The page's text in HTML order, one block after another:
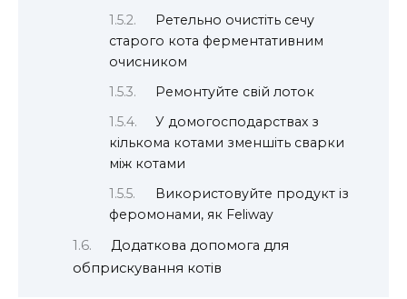
Ретельно очистіть сечу
старого кота ферментативним
очисником
Ремонтуйте свій лоток
У домогосподарствах з
кількома котами зменшіть сварки
між котами
Використовуйте продукт із
феромонами, як Feliway
Додаткова допомога для
обприскування котів